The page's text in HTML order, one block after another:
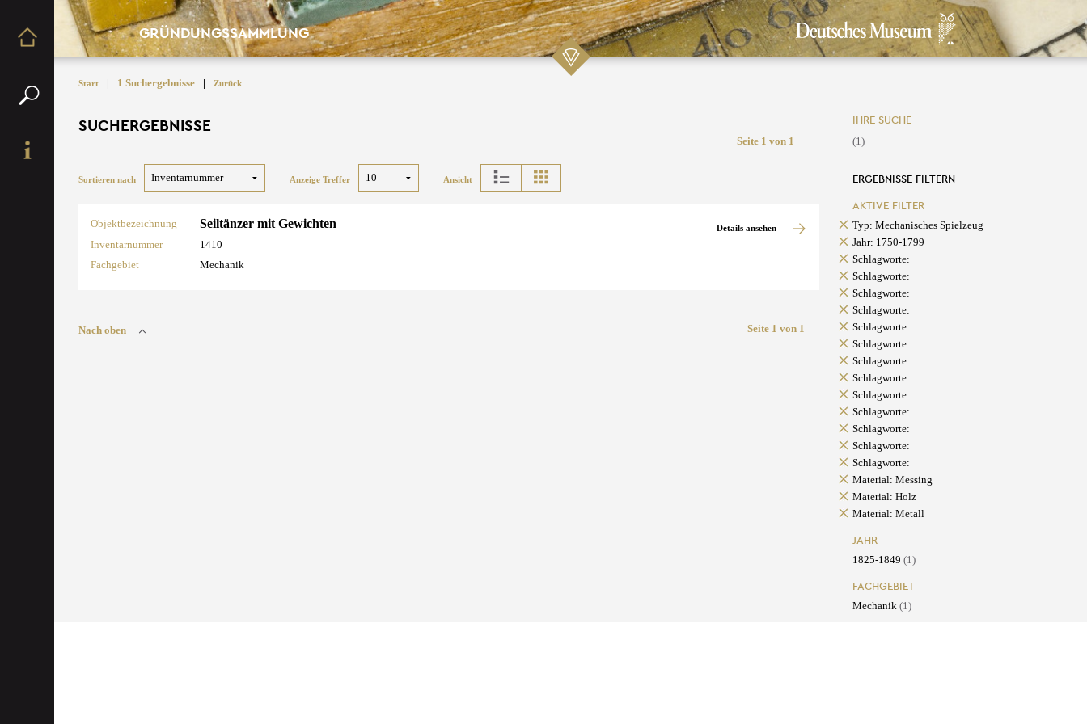
GRÜNDUNGSSAMMLUNG
Start | 1 Suchergebnisse | Zurück
SUCHERGEBNISSE
Seite 1 von 1
Sortieren nach Anzeige Treffer Ansicht
Objektbezeichnung Seiltänzer mit Gewichten
Inventarnummer
1410
Fachgebiet
Mechanik
Details ansehen
Nach oben Seite 1 von 1
IHRE SUCHE
(1)
ERGEBNISSE FILTERN
AKTIVE FILTER
Typ: Mechanisches Spielzeug
Jahr: 1750-1799
Schlagworte:
Schlagworte:
Schlagworte:
Schlagworte:
Schlagworte:
Schlagworte:
Schlagworte:
Schlagworte:
Schlagworte:
Schlagworte:
Schlagworte:
Schlagworte:
Schlagworte:
Material: Messing
Material: Holz
Material: Metall
JAHR
1825-1849 (1)
FACHGEBIET
Mechanik (1)